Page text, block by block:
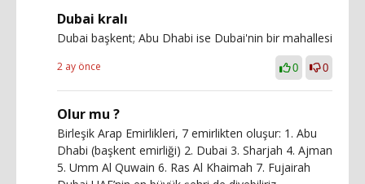
Dubai kralı
Dubai başkent; Abu Dhabi ise Dubai'nin bir mahallesi
2 ay önce 0 0
Olur mu ?
Birleşik Arap Emirlikleri, 7 emirlikten oluşur: 1. Abu
Dhabi (başkent emirliği) 2. Dubai 3. Sharjah 4. Ajman
5. Umm Al Quwain 6. Ras Al Khaimah 7. Fujairah